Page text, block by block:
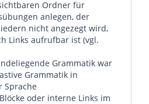
Ordner für
anlegen, der
nicht angezegt wird,
Links aufrufbar ist (vgl.
Grammatik war
Grammatik in
Sprache
oder interne Links im